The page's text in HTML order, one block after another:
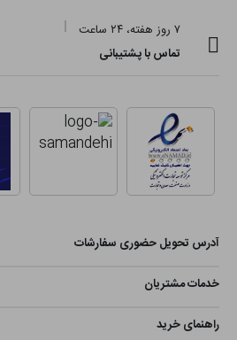
۷ روز هفته، ۲۴ ساعت
تماس با پشتیبانی
آدرس تحویل حضوری سفارشات
خدمات مشتریان
راهنمای خرید